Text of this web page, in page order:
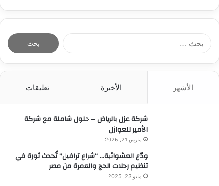
الأشهر الأخيرة تعليقات
شركة عزل بالرياض – حلول شاملة مع شركة
الأمير للعوازل
مارس 21, 2025
ودّع العشوائية… “شراع ترافيل” تُحدث ثورة في
تنظيم رحلات الحج والعمرة من مصر
مايو 23, 2025